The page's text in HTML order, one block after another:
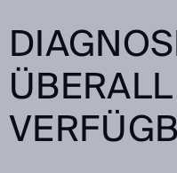
ÜBERALL